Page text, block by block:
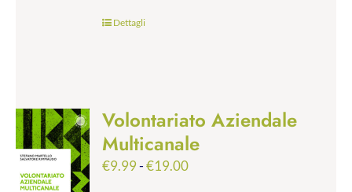
Dettagli
Volontariato Aziendale
Multicanale
€9.99-€19.00Fascia